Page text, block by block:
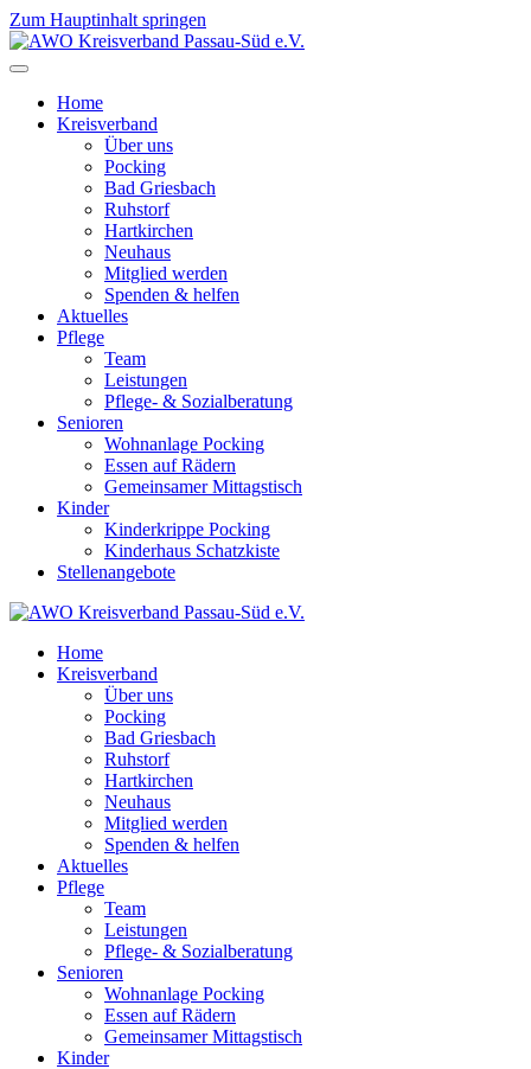
Zum Hauptinhalt springen
Home
Kreisverband
Über uns
Pocking
Bad Griesbach
Ruhstorf
Hartkirchen
Neuhaus
Mitglied werden
Spenden & helfen
Aktuelles
Pflege
Team
Leistungen
Pflege- & Sozialberatung
Senioren
Wohnanlage Pocking
Essen auf Rädern
Gemeinsamer Mittagstisch
Kinder
Kinderkrippe Pocking
Kinderhaus Schatzkiste
Stellenangebote
Home
Kreisverband
Über uns
Pocking
Bad Griesbach
Ruhstorf
Hartkirchen
Neuhaus
Mitglied werden
Spenden & helfen
Aktuelles
Pflege
Team
Leistungen
Pflege- & Sozialberatung
Senioren
Wohnanlage Pocking
Essen auf Rädern
Gemeinsamer Mittagstisch
Kinder